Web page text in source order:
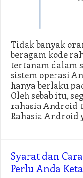
Tidak banyak
beragam kode
tertanam dalam
sistem operasi
hanya berlaku
Oleh sebab itu,
rahasia Android
Rahasia Android
Syarat dan
Perlu Anda